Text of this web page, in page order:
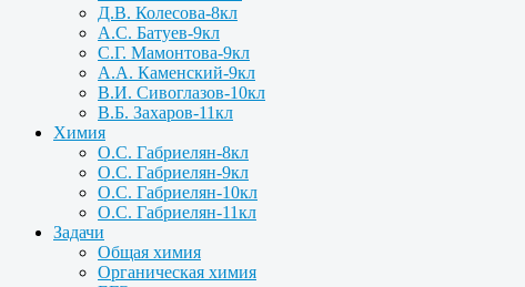
Д.В. Колесова-8кл
А.С. Батуев-9кл
С.Г. Мамонтова-9кл
А.А. Каменский-9кл
В.И. Сивоглазов-10кл
В.Б. Захаров-11кл
Химия
О.С. Габриелян-8кл
О.С. Габриелян-9кл
О.С. Габриелян-10кл
О.С. Габриелян-11кл
Задачи
Общая химия
Органическая химия